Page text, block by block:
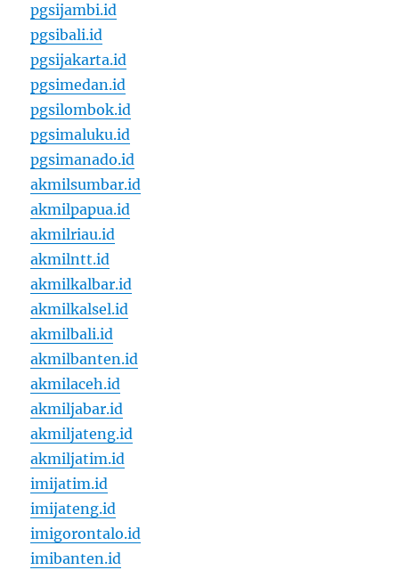
pgsijambi.id
pgsibali.id
pgsijakarta.id
pgsimedan.id
pgsilombok.id
pgsimaluku.id
pgsimanado.id
akmilsumbar.id
akmilpapua.id
akmilriau.id
akmilntt.id
akmilkalbar.id
akmilkalsel.id
akmilbali.id
akmilbanten.id
akmilaceh.id
akmiljabar.id
akmiljateng.id
akmiljatim.id
imijatim.id
imijateng.id
imigorontalo.id
imibanten.id